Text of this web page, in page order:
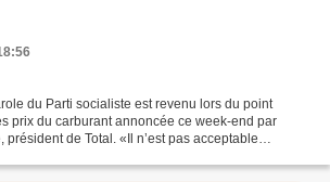
du Parti socialiste est revenu lors du point
prix du carburant annoncée ce week-end par
de Total. «Il n’est pas acceptable